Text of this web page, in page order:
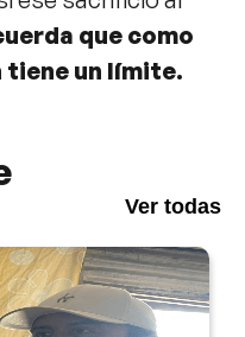
que como
un límite.
Ver todas